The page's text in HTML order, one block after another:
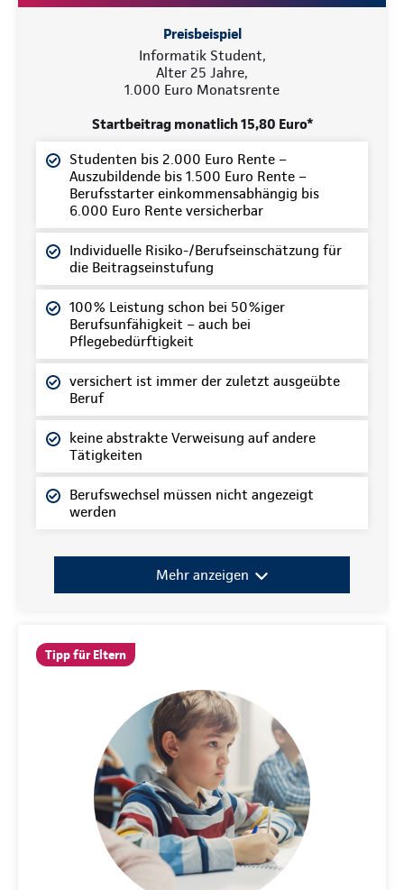
Preisbeispiel
Informatik Student,
Alter 25 Jahre,
1.000 Euro Monatsrente
Startbeitrag monatlich 15,80 Euro*
Studenten bis 2.000 Euro Rente –
Auszubildende bis 1.500 Euro Rente –
Berufsstarter einkommensabhängig bis
6.000 Euro Rente versicherbar
Individuelle Risiko-/Berufseinschätzung für
die Beitragseinstufung
100% Leistung schon bei 50%iger
Berufsunfähigkeit – auch bei
Pflegebedürftigkeit
versichert ist immer der zuletzt ausgeübte
Beruf
keine abstrakte Verweisung auf andere
Tätigkeiten
Berufswechsel müssen nicht angezeigt
werden
Mehr anzeigen
Tipp für Eltern